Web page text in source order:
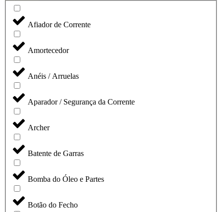
Afiador de Corrente
Amortecedor
Anéis / Arruelas
Aparador / Segurança da Corrente
Archer
Batente de Garras
Bomba do Óleo e Partes
Botão do Fecho